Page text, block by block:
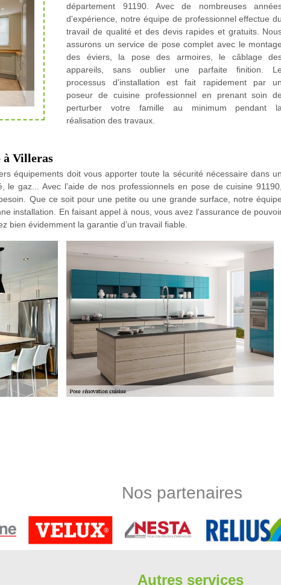
département 91190. Avec de nombreuses
d'expérience, notre équipe de professionnel effectue du
travail de qualité et des devis rapides et gratuits.
assurons un service de pose complet avec le montage
des éviers, la pose des armoires, le câblage
appareils, sans oublier une parfaite finition. Le
processus d'installation est fait rapidement par un
poseur de cuisine professionnel en prenant soin de
perturber votre famille au minimum pendant la
réalisation des travaux.
à Villeras
équipements doit vous apporter toute la sécurité nécessaire dans un
le gaz... Avec l’aide de nos professionnels en pose de cuisine 91190,
Que ce soit pour une petite ou une grande surface, notre équipe
installation. En faisant appel à nous, vous avez l'assurance de
bien évidemment la garantie d’un travail fiable.
de bonne qualité. Pour avoir les renseignements complémentaires, il
interlocuteur pour toute pose de cuisine à Villeras
rénovation accueille toute demande en installation des
d’optimiser la surface de la cuisine. Active pour toute demande, nous
Nos partenaires
Autres services